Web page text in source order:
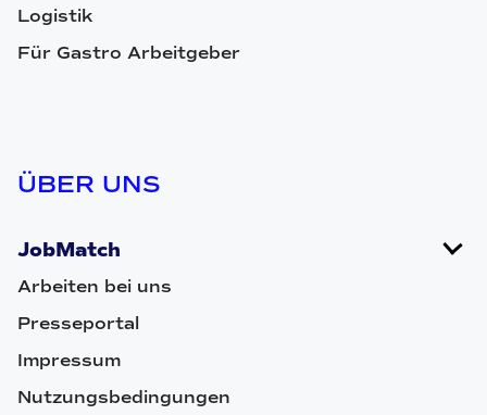
Logistik
Für Gastro Arbeitgeber
ÜBER UNS
JobMatch
Arbeiten bei uns
Presseportal
Impressum
Nutzungsbedingungen